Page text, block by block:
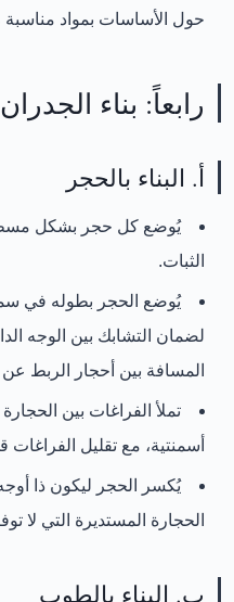
حول الأساسات بمواد
رابعاً: بناء الجدران
أ. البناء بالحجر
يُوضع كل حجر بشكل
الثبات.
يُوضع الحجر بطوله في
لضمان التشابك بين الوجه
المسافة بين أحجار الربط عن
تملأ الفراغات بين
أسمنتية، مع تقليل الفراغات
يُكسر الحجر ليكون ذا
الحجارة المستديرة التي لا
ب. البناء بالطوب